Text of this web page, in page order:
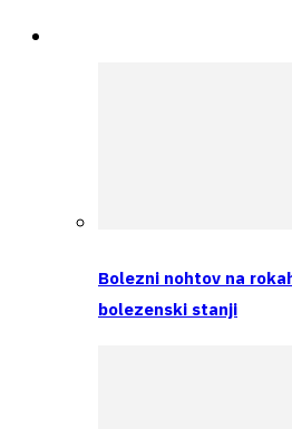
Bolezni nohtov na
bolezenski stanji